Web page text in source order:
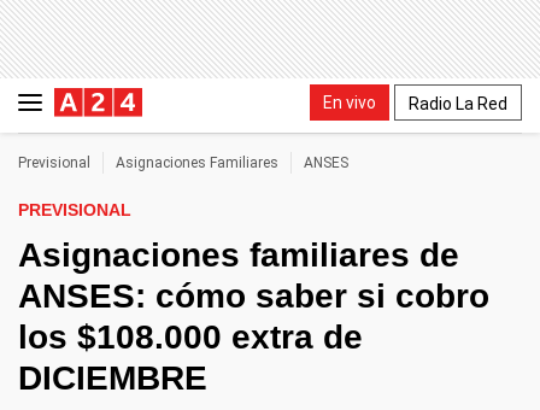
En vivo Radio La Red
Previsional Asignaciones Familiares ANSES
PREVISIONAL
Asignaciones familiares de
ANSES: cómo saber si cobro
los $108.000 extra de
DICIEMBRE